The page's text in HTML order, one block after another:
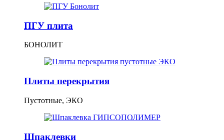
ПГУ плита
БОНОЛИТ
Плиты перекрытия
Пустотные, ЭКО
Шпаклевки